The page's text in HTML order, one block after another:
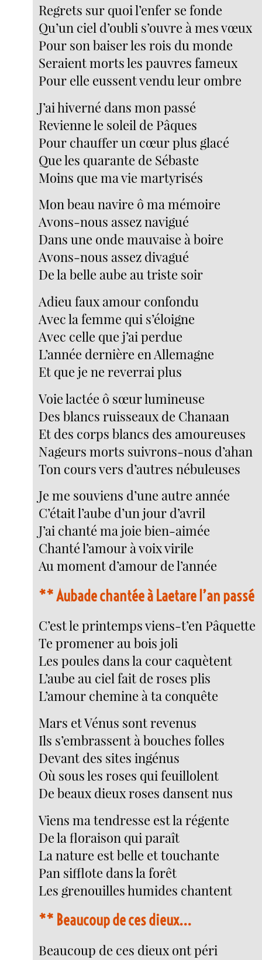
Regrets sur quoi l’enfer se fonde
Qu’un ciel d’oubli s’ouvre à mes vœux
Pour son baiser les rois du monde
Seraient morts les pauvres fameux
Pour elle eussent vendu leur ombre
J’ai hiverné dans mon passé
Revienne le soleil de Pâques
Pour chauffer un cœur plus glacé
Que les quarante de Sébaste
Moins que ma vie martyrisés
Mon beau navire ô ma mémoire
Avons-nous assez navigué
Dans une onde mauvaise à boire
Avons-nous assez divagué
De la belle aube au triste soir
Adieu faux amour confondu
Avec la femme qui s’éloigne
Avec celle que j’ai perdue
L’année dernière en Allemagne
Et que je ne reverrai plus
Voie lactée ô sœur lumineuse
Des blancs ruisseaux de Chanaan
Et des corps blancs des amoureuses
Nageurs morts suivrons-nous d’ahan
Ton cours vers d’autres nébuleuses
Je me souviens d’une autre année
C’était l’aube d’un jour d’avril
J’ai chanté ma joie bien-aimée
Chanté l’amour à voix virile
Au moment d’amour de l’année
**Aubade chantée à Laetare l’an passé
C’est le printemps viens-t’en Pâquette
Te promener au bois joli
Les poules dans la cour caquètent
L’aube au ciel fait de roses plis
L’amour chemine à ta conquête
Mars et Vénus sont revenus
Ils s’embrassent à bouches folles
Devant des sites ingénus
Où sous les roses qui feuillolent
De beaux dieux roses dansent nus
Viens ma tendresse est la régente
De la floraison qui paraît
La nature est belle et touchante
Pan sifflote dans la forêt
Les grenouilles humides chantent
** Beaucoup de ces dieux...
Beaucoup de ces dieux ont péri